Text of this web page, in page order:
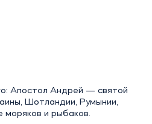
Апостол Андрей — святой
Шотландии, Румынии,
моряков и рыбаков.